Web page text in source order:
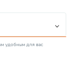
-10.00
удобным для вас